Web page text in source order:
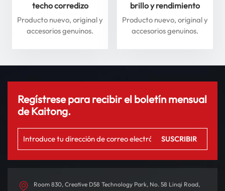
techo corredizo
delantero y trasero para
Li Auto Serie L: mejore
Producto nuevo, original y
accesorios genuinos.
brillo y rendimiento
superiores para máxima
seguridad
Producto nuevo, original y
accesorios genuinos.
Regístrese para recibir el boletín mensual
de Kaitong.
Room 830, Creative D58 Technology Park, No. 58 Linqi Road,